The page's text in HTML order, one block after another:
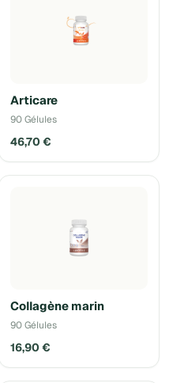
Articare
90 Gélules
46,70 €
Collagène marin
90 Gélules
16,90 €